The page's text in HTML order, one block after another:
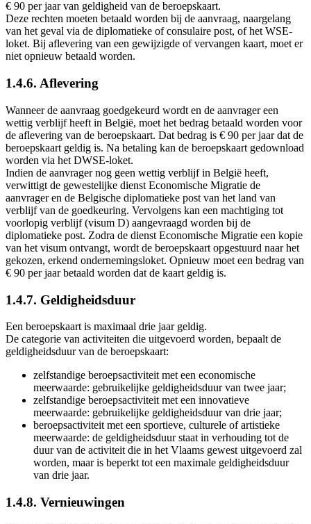
€ 90 per jaar van geldigheid van de beroepskaart.
Deze rechten moeten betaald worden bij de aanvraag, naargelang
van het geval via de diplomatieke of consulaire post, of het WSE-
loket. Bij aflevering van een gewijzigde of vervangen kaart, moet er
niet opnieuw betaald worden.
1.4.6. Aflevering
Wanneer de aanvraag goedgekeurd wordt en de aanvrager een
wettig verblijf heeft in België, moet het bedrag betaald worden voor
de aflevering van de beroepskaart. Dat bedrag is € 90 per jaar dat de
beroepskaart geldig is. Na betaling kan de beroepskaart gedownload
worden via het DWSE-loket.
Indien de aanvrager nog geen wettig verblijf in België heeft,
verwittigt de gewestelijke dienst Economische Migratie de
aanvrager en de Belgische diplomatieke post van het land van
verblijf van de goedkeuring. Vervolgens kan een machtiging tot
voorlopig verblijf (visum D) aangevraagd worden bij de
diplomatieke post. Zodra de dienst Economische Migratie een kopie
van het visum ontvangt, wordt de beroepskaart opgestuurd naar het
gekozen, erkend ondernemingsloket. Opnieuw moet een bedrag van
€ 90 per jaar betaald worden dat de kaart geldig is.
1.4.7. Geldigheidsduur
Een beroepskaart is maximaal drie jaar geldig.
De categorie van activiteiten die uitgevoerd worden, bepaalt de
geldigheidsduur van de beroepskaart:
zelfstandige beroepsactiviteit met een economische
meerwaarde: gebruikelijke geldigheidsduur van twee jaar;
zelfstandige beroepsactiviteit met een innovatieve
meerwaarde: gebruikelijke geldigheidsduur van drie jaar;
beroepsactiviteit met een sportieve, culturele of artistieke
meerwaarde: de geldigheidsduur staat in verhouding tot de
duur van de activiteit die in het Vlaams gewest uitgevoerd zal
worden, maar is beperkt tot een maximale geldigheidsduur
van drie jaar.
1.4.8. Vernieuwingen